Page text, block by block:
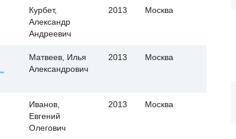
Курбет,
Александр
Андреевич
2013 Москва
Матвеев, Илья
Александрович
2013 Москва
Иванов,
Евгений
Олегович
2013 Москва